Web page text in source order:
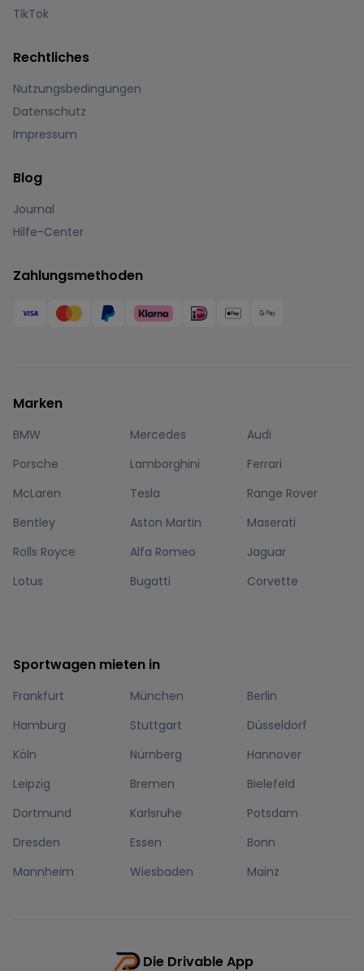
TikTok
Rechtliches
Nutzungsbedingungen
Datenschutz
Impressum
Blog
Journal
Hilfe-Center
Zahlungsmethoden
Marken
BMW Mercedes
Audi
Porsche
Lamborghini
Ferrari
McLaren
Tesla
Range Rover
Bentley
Aston Martin
Maserati
Rolls Royce
Alfa Romeo
Jaguar
Lotus
Bugatti Corvette
Sportwagen mieten in
Frankfurt München
Berlin
Hamburg
Stuttgart
Düsseldorf
Köln
Nürnberg
Hannover
Leipzig
Bremen
Bielefeld
Dortmund
Karlsruhe
Potsdam
Dresden
Essen
Bonn
Mannheim
Wiesbaden Mainz
Die Drivable App